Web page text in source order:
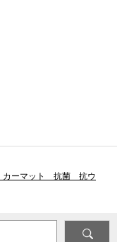
ーマット 抗菌 抗ウ